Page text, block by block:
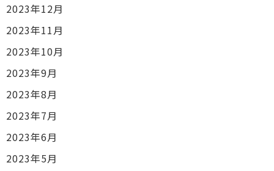
2023年12月
2023年11月
2023年10月
2023年9月
2023年8月
2023年7月
2023年6月
2023年5月